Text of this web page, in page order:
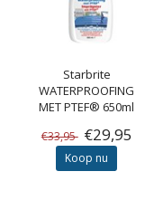
Starbrite
WATERPROOFING
MET PTEF® 650ml
€33,95 €29,95
Koop nu